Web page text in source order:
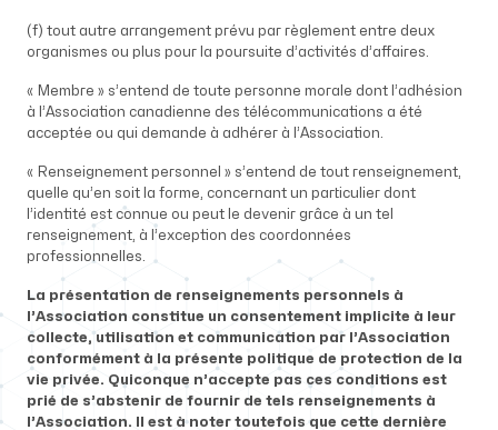
(f) tout autre arrangement prévu par règlement entre deux
organismes ou plus pour la poursuite d’activités d’affaires.
« Membre » s’entend de toute personne morale dont l’adhésion
à l’Association canadienne des télécommunications a été
acceptée ou qui demande à adhérer à l’Association.
« Renseignement personnel » s’entend de tout renseignement,
quelle qu’en soit la forme, concernant un particulier dont
l’identité est connue ou peut le devenir grâce à un tel
renseignement, à l’exception des coordonnées
professionnelles.
La présentation de renseignements personnels à
l’Association constitue un consentement implicite à leur
collecte, utilisation et communication par l’Association
conformément à la présente politique de protection de la
vie privée. Quiconque n’accepte pas ces conditions est
prié de s’abstenir de fournir de tels renseignements à
l’Association. Il est à noter toutefois que cette dernière